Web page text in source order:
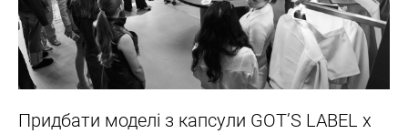
Придбати моделі з капсули GOT’S LABEL x